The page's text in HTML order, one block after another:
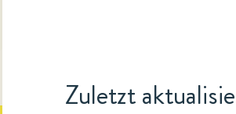
Zuletzt